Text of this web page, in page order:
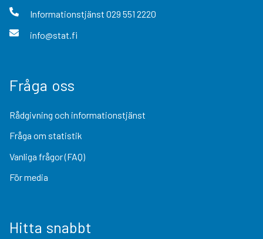
Informationstjänst 029 551 2220
info@stat.fi
Fråga oss
Rådgivning och informationstjänst
Fråga om statistik
Vanliga frågor (FAQ)
För media
Hitta snabbt